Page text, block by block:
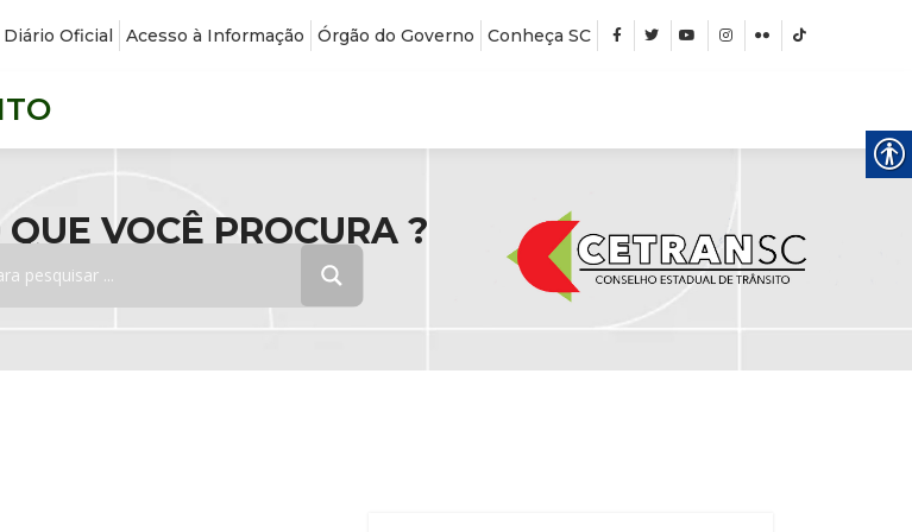
Diário Oficial Acesso à Informação Órgão do Governo Conheça SC
QUE VOCÊ PROCURA ?